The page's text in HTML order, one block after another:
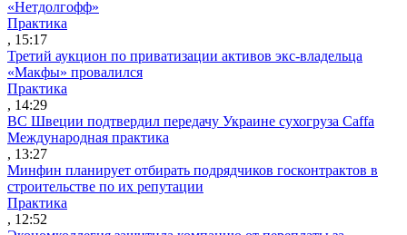
«Нетдолгофф»
Практика
, 15:17
Третий аукцион по приватизации активов экс-владельца
«Макфы» провалился
Практика
, 14:29
ВС Швеции подтвердил передачу Украине сухогруза Caffa
Международная практика
, 13:27
Минфин планирует отбирать подрядчиков госконтрактов в
строительстве по их репутации
Практика
, 12:52